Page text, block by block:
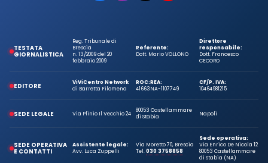
TESTATA
GIORNALISTICA
Reg. Tribunale di
Brescia
n. 13/2009 del 20
febbraio 2009
Referente:
Dott. Mario VOLLONO
Direttore
responsabile:
Dott. Francesco
CECORO
EDITORE
ViViCentro Network
di Barretta Filomena
ROC:
41663
REA:
NA-1107749
CF/P. IVA:
10464981215
SEDE LEGALE Via Plinio Il Vecchio 24
80053 Castellammare
di Stabia
Napoli
SEDE OPERATIVA
E CONTATTI
Assistente legale:
Avv. Luca Zuppelli
Via Moretto 70, Brescia
Tel.030 3758858
Sede operativa:
Via Enrico De Nicola 12
80053 Castellammare
di Stabia (NA)